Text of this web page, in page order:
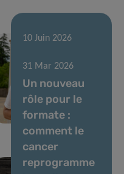
10 Juin 2026
soutenir la
recherche
contre le
cancer
31 Mar 2026
Un nouveau
rôle pour le
formate :
comment le
cancer
reprogramme